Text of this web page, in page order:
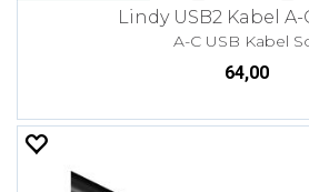
Lindy USB2 Kabel A-
A-C USB Kabel
64,00